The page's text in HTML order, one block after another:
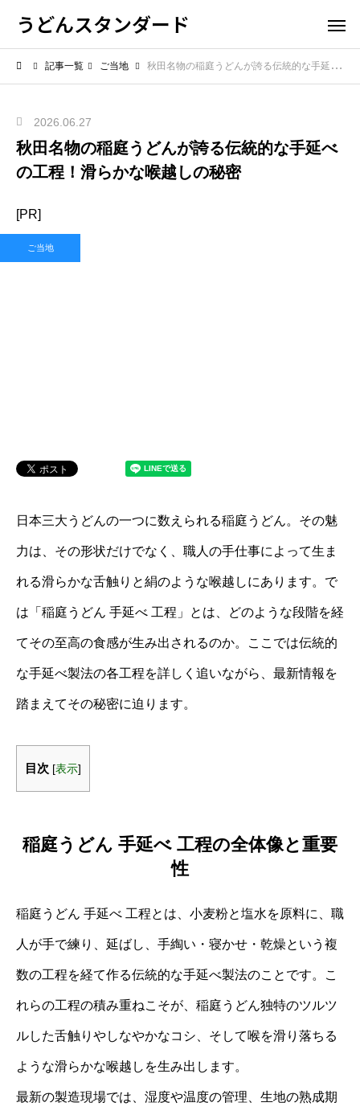
うどんスタンダード
記事一覧 ご当地 秋田名物の稲庭うどんが誇る伝統的な手延べの工程！滑らかな喉越しの秘密
2026.06.27
秋田名物の稲庭うどんが誇る伝統的な手延べ
の工程！滑らかな喉越しの秘密
[PR]
ご当地
日本三大うどんの一つに数えられる稲庭うどん。その魅
力は、その形状だけでなく、職人の手仕事によって生ま
れる滑らかな舌触りと絹のような喉越しにあります。で
は「稲庭うどん 手延べ 工程」とは、どのような段階を経
てその至高の食感が生み出されるのか。ここでは伝統的
な手延べ製法の各工程を詳しく追いながら、最新情報を
踏まえてその秘密に迫ります。
目次 [表示]
稲庭うどん 手延べ 工程の全体像と重要
性
稲庭うどん 手延べ 工程とは、小麦粉と塩水を原料に、職
人が手で練り、延ばし、手綯い・寝かせ・乾燥という複
数の工程を経て作る伝統的な手延べ製法のことです。こ
れらの工程の積み重ねこそが、稲庭うどん独特のツルツ
ルした舌触りやしなやかなコシ、そして喉を滑り落ちる
ような滑らかな喉越しを生み出します。
最新の製造現場では、湿度や温度の管理、生地の熟成期